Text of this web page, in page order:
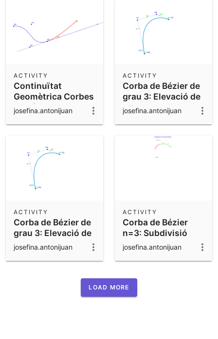
Continuïtat
Geomètrica Corbes
de Bézier
ACTIVITY
josefina.antonijuan
Corba de Bézier de
grau 3: Elevació de
grau
ACTIVITY
josefina.antonijuan
Corba de Bézier de
grau 3: Elevació de
grau
ACTIVITY
josefina.antonijuan
Corba de Bézier
n=3: Subdivisió
ACTIVITY
josefina.antonijuan
LOAD MORE